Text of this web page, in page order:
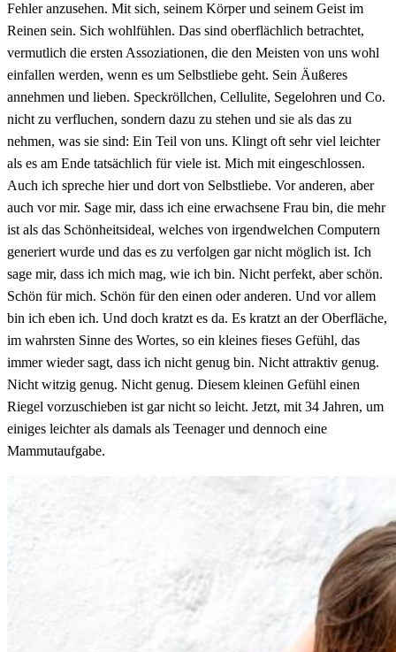
Fehler anzusehen. Mit sich, seinem Körper und seinem Geist im
Reinen sein. Sich wohlfühlen. Das sind oberflächlich betrachtet,
vermutlich die ersten Assoziationen, die den Meisten von uns wohl
einfallen werden, wenn es um Selbstliebe geht. Sein Äußeres
annehmen und lieben. Speckröllchen, Cellulite, Segelohren und Co.
nicht zu verfluchen, sondern dazu zu stehen und sie als das zu
nehmen, was sie sind: Ein Teil von uns. Klingt oft sehr viel leichter
als es am Ende tatsächlich für viele ist. Mich mit eingeschlossen.
Auch ich spreche hier und dort von Selbstliebe. Vor anderen, aber
auch vor mir. Sage mir, dass ich eine erwachsene Frau bin, die mehr
ist als das Schönheitsideal, welches von irgendwelchen Computern
generiert wurde und das es zu verfolgen gar nicht möglich ist. Ich
sage mir, dass ich mich mag, wie ich bin. Nicht perfekt, aber schön.
Schön für mich. Schön für den einen oder anderen. Und vor allem
bin ich eben ich. Und doch kratzt es da. Es kratzt an der Oberfläche,
im wahrsten Sinne des Wortes, so ein kleines fieses Gefühl, das
immer wieder sagt, dass ich nicht genug bin. Nicht attraktiv genug.
Nicht witzig genug. Nicht genug. Diesem kleinen Gefühl einen
Riegel vorzuschieben ist gar nicht so leicht. Jetzt, mit 34 Jahren, um
einiges leichter als damals als Teenager und dennoch eine
Mammutaufgabe.